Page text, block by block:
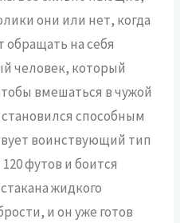
они или нет, когда
на себя
человек, который
вмешаться в чужой
способным
воинствующий тип
футов и боится
жидкого
и он уже готов